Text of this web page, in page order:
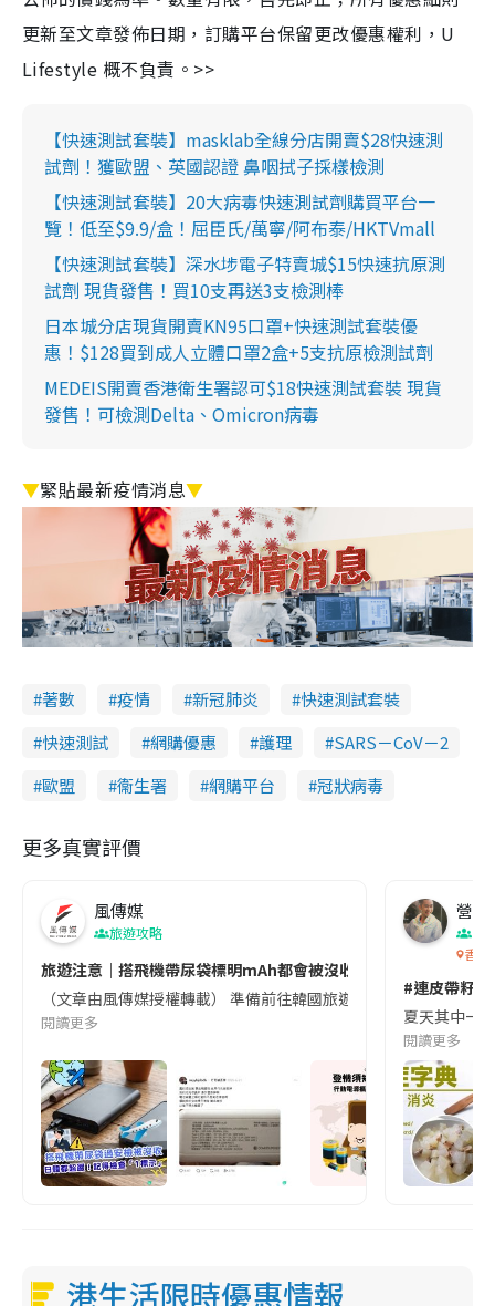
更新至文章發佈日期，訂購平台保留更改優惠權利，U
Lifestyle 概不負責。>>
【快速測試套裝】masklab全線分店開賣$28快速測
試劑！獲歐盟、英國認證 鼻咽拭子採樣檢測
【快速測試套裝】20大病毒快速測試劑購買平台一
覽！低至$9.9/盒！屈臣氏/萬寧/阿布泰/HKTVmall
【快速測試套裝】深水埗電子特賣城$15快速抗原測
試劑 現貨發售！買10支再送3支檢測棒
日本城分店現貨開賣KN95口罩+快速測試套裝優
惠！$128買到成人立體口罩2盒+5支抗原檢測試劑
MEDEIS開賣香港衛生署認可$18快速測試套裝 現貨
發售！可檢測Delta、Omicron病毒
▼緊貼最新疫情消息▼
著數 疫情 新冠肺炎
快速測試套裝
快速測試
網購優惠 護理
SARS－CoV－2
歐盟
衞生署 網購平台 冠狀病毒
更多真實評價
風傳媒
旅遊攻略
旅遊注意｜搭飛機帶尿袋標明mAh都會被沒收😱出發前切記檢查
（文章由風傳媒授權轉載） 準備前往韓國旅遊的民眾，近期要
閱讀更多
營養
香港
#連皮帶籽
夏天其中一
閱讀更多
港生活限時優惠情報